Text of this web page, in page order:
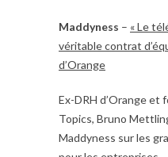
Maddyness – « Le
véritable contrat
d’Orange
Ex-DRH d’Orange et
Topics, Bruno
Maddyness sur les